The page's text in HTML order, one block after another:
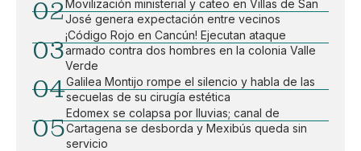
02Movilización ministerial y cateo en Villas de San
José genera expectación entre vecinos
03
¡Código Rojo en Cancún! Ejecutan ataque
armado contra dos hombres en la colonia Valle
Verde
04Galilea Montijo rompe el silencio y habla de las
secuelas de su cirugía estética
05
Edomex se colapsa por lluvias; canal de
Cartagena se desborda y Mexibús queda sin
servicio